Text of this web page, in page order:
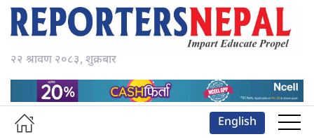
२२ श्रावण २०८३, शुक्रबार
English